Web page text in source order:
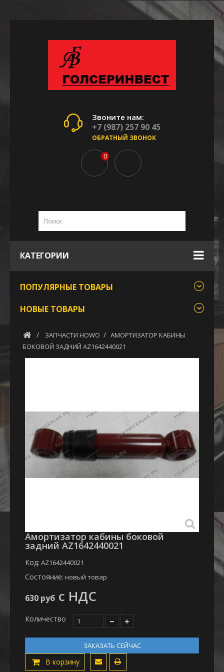
Звоните нам:
+7 (987) 257 90 45
ОБРАТНЫЙ ЗВОНОК
0
КАТЕГОРИИ
ПОПУЛЯРНЫЕ ТОВАРЫ
НОВЫЕ ТОВАРЫ
ЗАПЧАСТИ HOWO
АМОРТИЗАТОР КАБИНЫ
БОКОВОЙ ЗАДНИЙ AZ1642440021
Амортизатор кабины боковой
задний AZ1642440021
Код: AZ1642440021
Состояние: новый товар
630 руб с НДС
Количество
ЗАКАЗАТЬ СЕЙЧАС
В корзину